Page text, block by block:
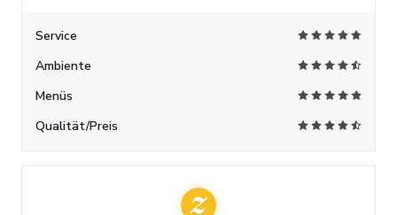
Service
Ambiente
Menüs
Qualität/Preis